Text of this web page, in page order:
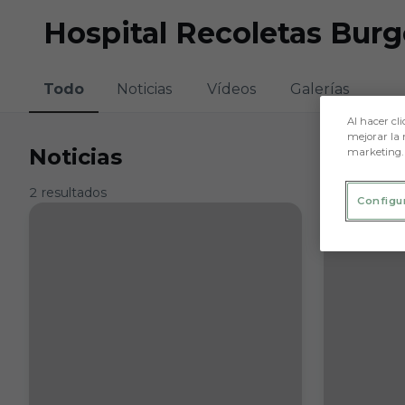
Hospital Recoletas
Todo Noticias Vídeos Galerías
Noticias
2 resultados
Al hacer
mejorar la
marketing.